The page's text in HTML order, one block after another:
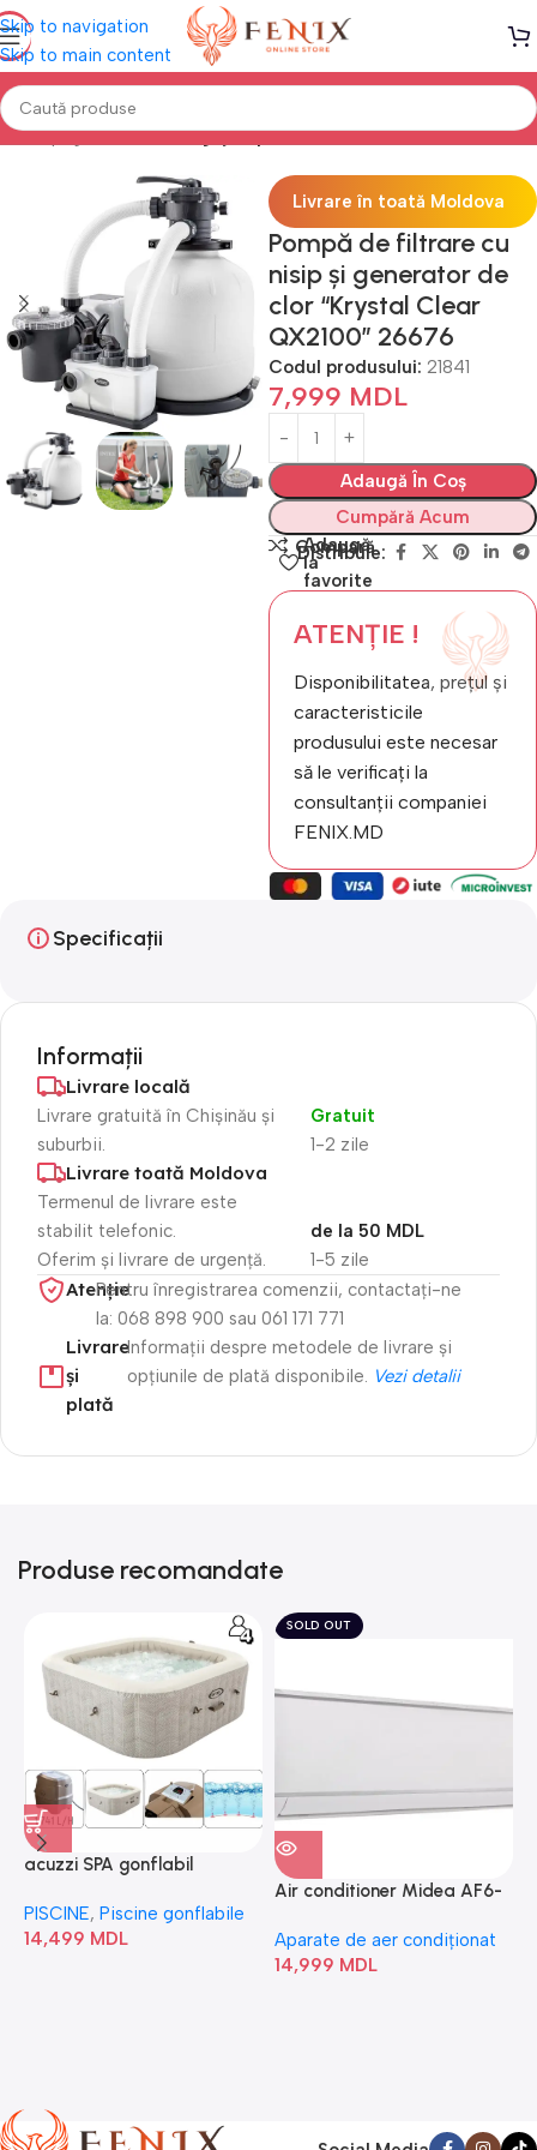
Skip to navigation
Skip to main content
Prima pagină PISCINE Îngrijire piscine
Livrare în toată Moldova
Pompă de filtrare cu
nisip și generator de
clor “Krystal Clear
QX2100” 26676
Codul produsului: 21841
7,999 MDL
Adaugă În Coș
Cumpără Acum
Compară
Adaugă
la
favorite
Distribuie:
ATENȚIE !
Disponibilitatea, prețul și
caracteristicile
produsului este necesar
să le verificați la
consultanții companiei
FENIX.MD
Specificații
Informații
Livrare locală
Livrare gratuită în Chișinău și
suburbii.
1-2 zile
Gratuit
Livrare toată Moldova
Termenul de livrare este
stabilit telefonic.
Oferim și livrare de urgență.
1-5 zile
de la 50 MDL
Atenție​Pentru înregistrarea comenzii, contactați-ne
la: 068 898 900 sau 061 171 771
Livrare
și
plată
Informații despre metodele de livrare și
opțiunile de plată disponibile. Vezi detalii
Produse recomandate
acuzzi SPA gonflabil
Bubble” 28446
PISCINE, Piscine gonflabile
14,499 MDL
SOLD OUT
Air conditioner Midea AF6-
Aparate de aer condiționat
14,999 MDL